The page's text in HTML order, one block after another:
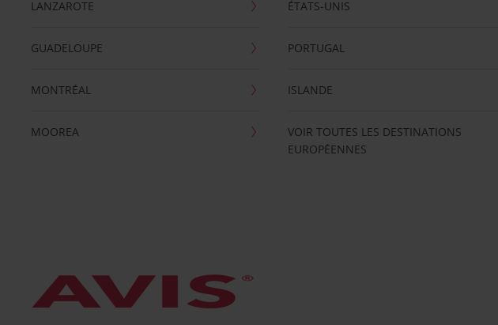
LANZAROTE
GUADELOUPE
MONTRÉAL
MOOREA
ÉTATS-UNIS
PORTUGAL
ISLANDE
VOIR TOUTES LES DESTINATIONS
EUROPÉENNES